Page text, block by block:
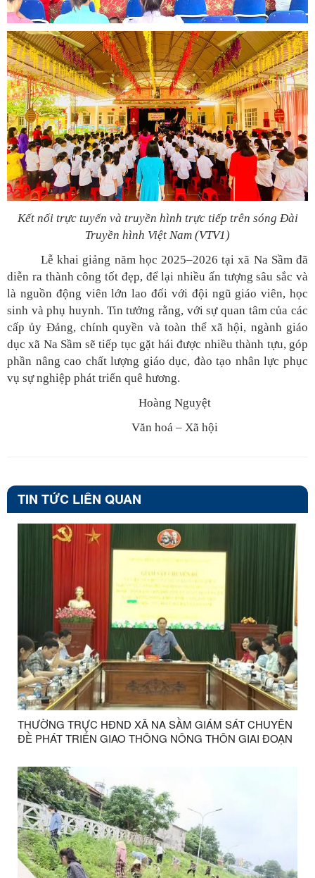
Kết nối trực tuyến và truyền hình trực tiếp trên sóng Đài
Truyền hình Việt Nam (VTV1)
Lễ khai giảng năm học 2025–2026 tại xã Na Sầm đã
diễn ra thành công tốt đẹp, để lại nhiều ấn tượng sâu sắc và
là nguồn động viên lớn lao đối với đội ngũ giáo viên, học
sinh và phụ huynh. Tin tưởng rằng, với sự quan tâm của các
cấp ủy Đảng, chính quyền và toàn thể xã hội, ngành giáo
dục xã Na Sầm sẽ tiếp tục gặt hái được nhiều thành tựu, góp
phần nâng cao chất lượng giáo dục, đào tạo nhân lực phục
vụ sự nghiệp phát triển quê hương.
Hoàng Nguyệt
Văn hoá – Xã hội
TIN TỨC LIÊN QUAN
THƯỜNG TRỰC HĐND XÃ NA SẦM GIÁM SÁT CHUYÊN
ĐỀ PHÁT TRIỂN GIAO THÔNG NÔNG THÔN GIAI ĐOẠN